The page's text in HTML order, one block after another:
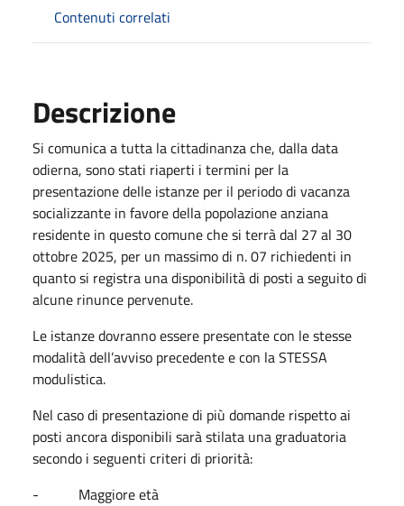
Contenuti correlati
Descrizione
Si comunica a tutta la cittadinanza che, dalla data
odierna, sono stati riaperti i termini per la
presentazione delle istanze per il periodo di vacanza
socializzante in favore della popolazione anziana
residente in questo comune che si terrà dal 27 al 30
ottobre 2025, per un massimo di n. 07 richiedenti in
quanto si registra una disponibilità di posti a seguito di
alcune rinunce pervenute.
Le istanze dovranno essere presentate con le stesse
modalità dell’avviso precedente e con la STESSA
modulistica.
Nel caso di presentazione di più domande rispetto ai
posti ancora disponibili sarà stilata una graduatoria
secondo i seguenti criteri di priorità:
- Maggiore età